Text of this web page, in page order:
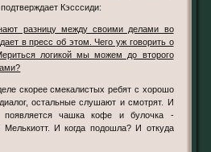
Кэсссиди:
в пресс об этом. Чего уж говорить о
логикой мы можем до второго
остальные слушают и смотрят. И
появляется чашка кофе и булочка -
И когда подошла? И откуда